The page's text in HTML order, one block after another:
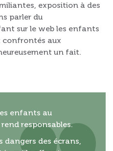
exposition à des
parler du
sur le web les enfants
aux
un fait.
enfants au
responsables.
dangers des écrans,